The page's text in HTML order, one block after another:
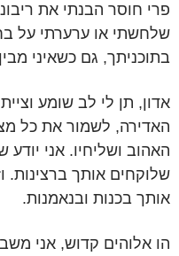
פרי חוסר הבנתי את
שלחשתי או ערערתי על
בתוכניתך, גם כשאיני
אדון, תן לי לב שומע
האדירה, לשמור את כל
האהוב ושליחיו. אני
שלוקחים אותך ברצינות.
אותך בכנות ובנאמנות.
הו אלוהים קדוש, אני